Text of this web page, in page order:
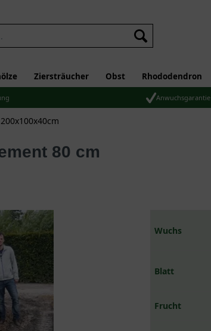
Ziersträucher Obst Rhododendron
Anwuchsgarantie
80 cm
Wuchs
Blatt
Frucht